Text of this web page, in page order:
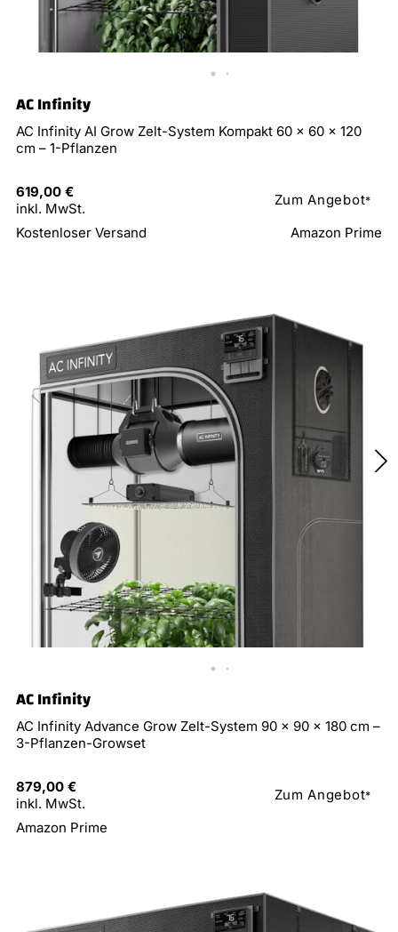
AC Infinity
AC Infinity AI Grow Zelt-System Kompakt 60 x 60 x 120
cm – 1-Pflanzen
619,00 €
inkl. MwSt.
Zum Angebot*
Kostenloser Versand Amazon Prime
AC Infinity
AC Infinity Advance Grow Zelt-System 90 x 90 x 180 cm –
3-Pflanzen-Growset
879,00 €
inkl. MwSt.
Zum Angebot*
Amazon Prime